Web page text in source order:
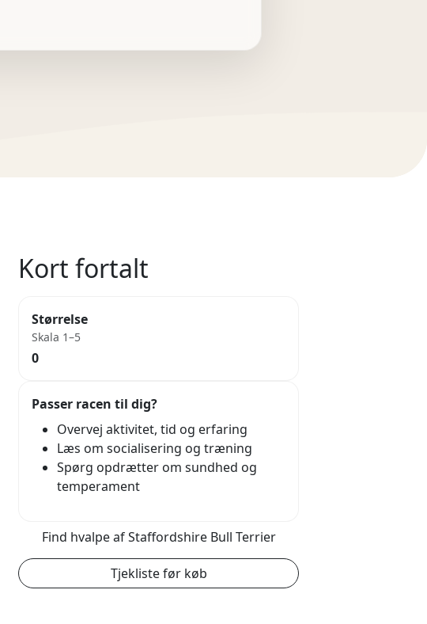
Kort fortalt
Størrelse
Skala 1–5
0
Passer racen til dig?
Overvej aktivitet, tid og erfaring
Læs om socialisering og træning
Spørg opdrætter om sundhed og
temperament
Find hvalpe af Staffordshire Bull Terrier
Tjekliste før køb